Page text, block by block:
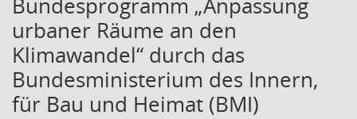
urbaner Räume an den
Klimawandel“ durch das
Bundesministerium des Innern,
für Bau und Heimat (BMI)